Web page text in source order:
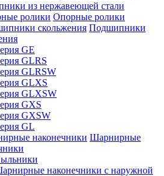
из нержавеющей стали
Опорные ролики
Подшипники
GE
GLRS
GLRSW
GLXS
GLXSW
GXS
GXSW
GL
Шарнирные
наконечники с наружной